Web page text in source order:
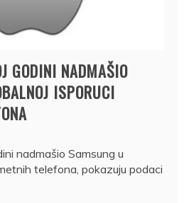
GODINI NADMAŠIO
ISPORUCI
nadmašio Samsung u
telefona, pokazuju podaci